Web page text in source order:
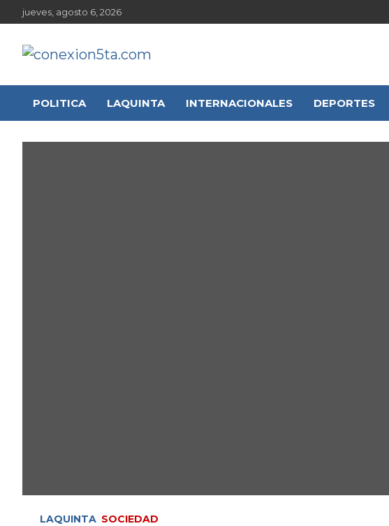
to
jueves, agosto 6, 2026
conexion5ta.com
POLITICA LAQUINTA INTERNACIONALES DEPORTES
LAQUINTA SOCIEDAD